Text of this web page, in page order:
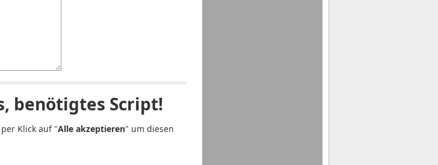
benötigtes Script!
Klick auf "Alle akzeptieren" um diesen